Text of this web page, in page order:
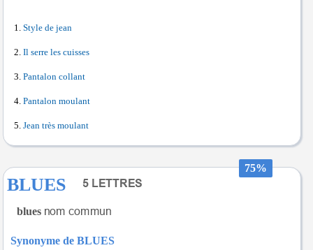
Style de jean
Il serre les cuisses
Pantalon collant
Pantalon moulant
Jean très moulant
75%
BLUES
blues
Synonyme de BLUES